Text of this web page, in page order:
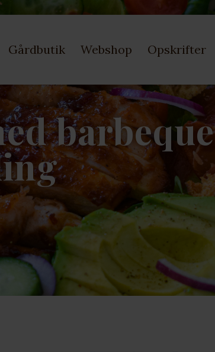
Gårdbutik Webshop Opskrifter
barbeque